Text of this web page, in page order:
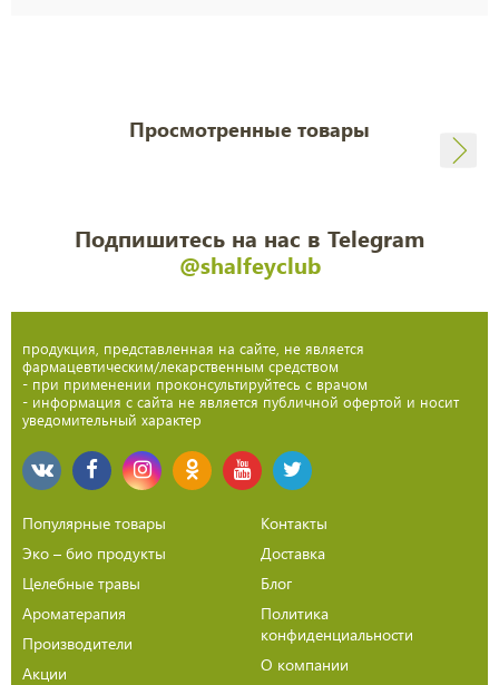
Просмотренные товары
Подпишитесь на нас в Telegram
@shalfeyclub
продукция, представленная на сайте, не является
фармацевтическим/лекарственным средством
- при применении проконсультируйтесь с врачом
- информация с сайта не является публичной офертой и носит
уведомительный характер
Популярные товары
Эко – био продукты
Целебные травы
Ароматерапия
Производители
Акции
Контакты
Доставка
Блог
Политика
конфиденциальности
О компании